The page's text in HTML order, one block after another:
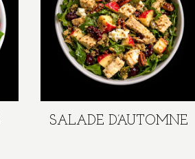
SALADE D’AUTOMNE